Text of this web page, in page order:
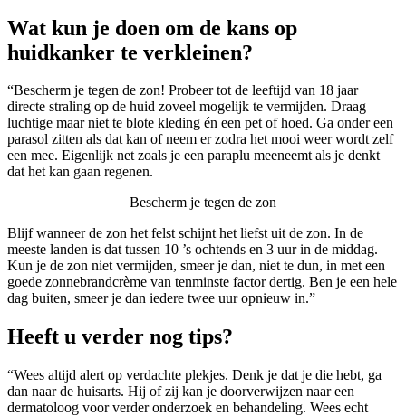
Wat kun je doen om de kans op
huidkanker te verkleinen?
“Bescherm je tegen de zon! Probeer tot de leeftijd van 18 jaar
directe straling op de huid zoveel mogelijk te vermijden. Draag
luchtige maar niet te blote kleding én een pet of hoed. Ga onder een
parasol zitten als dat kan of neem er zodra het mooi weer wordt zelf
een mee. Eigenlijk net zoals je een paraplu meeneemt als je denkt
dat het kan gaan regenen.
Bescherm je tegen de zon
Blijf wanneer de zon het felst schijnt het liefst uit de zon. In de
meeste landen is dat tussen 10 ’s ochtends en 3 uur in de middag.
Kun je de zon niet vermijden, smeer je dan, niet te dun, in met een
goede zonnebrandcrème van tenminste factor dertig. Ben je een hele
dag buiten, smeer je dan iedere twee uur opnieuw in.”
Heeft u verder nog tips?
“Wees altijd alert op verdachte plekjes. Denk je dat je die hebt, ga
dan naar de huisarts. Hij of zij kan je doorverwijzen naar een
dermatoloog voor verder onderzoek en behandeling. Wees echt